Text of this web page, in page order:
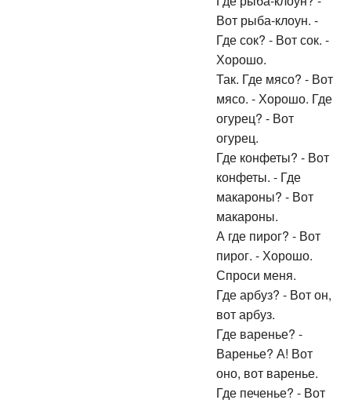
Вот рыба-клоун. -
Где сок? - Вот сок. -
Хорошо.
Так. Где мясо? - Вот
мясо. - Хорошо. Где
огурец? - Вот
огурец.
Где конфеты? - Вот
конфеты. - Где
макароны? - Вот
макароны.
А где пирог? - Вот
пирог. - Хорошо.
Спроси меня.
Где арбуз? - Вот он,
вот арбуз.
Где варенье? -
Варенье? А! Вот
оно, вот варенье.
Где печенье? - Вот